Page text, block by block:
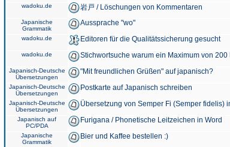
wadoku.de 岩戸 / Löschungen von Kommentaren
Japanische
Grammatik
Aussprache "wo"
wadoku.de Editoren für die Qualitätssicherung gesucht
wadoku.de Stichwortsuche warum ein Maximum von
Japanisch-Deutsche
Übersetzungen
"Mit freundlichen Grüßen" auf japanisch?
Japanisch-Deutsche
Übersetzungen
Postkarte auf Japanisch schreiben
Japanisch-Deutsche
Übersetzungen
Übersetzung von Semper Fi (Semper fidelis)
Japanisch auf
PC/PDA
Furigana / Phonetische Leitzeichen in Word
Japanische
Grammatik
Bier und Kaffee bestellen :)